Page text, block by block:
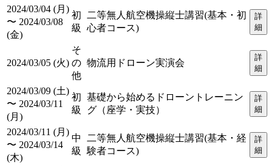
2024/03/04 (月)
〜 2024/03/08
(金)
初
級
二等無人航空機操縦士講習(基本・初
心者コース)
詳
細
2024/03/05 (火)
そ
の
他
物流用ドローン実演会
詳
細
2024/03/09 (土)
〜 2024/03/11
(月)
初
級
基礎から始めるドローントレーニン
グ（座学・実技）
詳
細
2024/03/11 (月)
〜 2024/03/14
(木)
中
級
二等無人航空機操縦士講習(基本・経
験者コース)
詳
細